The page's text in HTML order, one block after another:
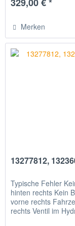
329,00 € *
Merken
13277812,
Typische Fehler
hinten rechts Kein
vorne rechts
rechts Ventil im